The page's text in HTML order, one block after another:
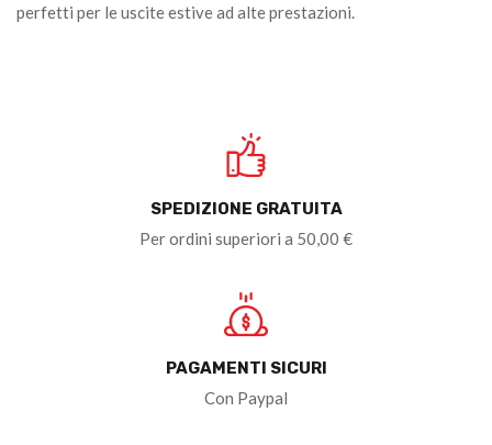
perfetti per le uscite estive ad alte prestazioni.
SPEDIZIONE GRATUITA
Per ordini superiori a 50,00 €
PAGAMENTI SICURI
Con Paypal